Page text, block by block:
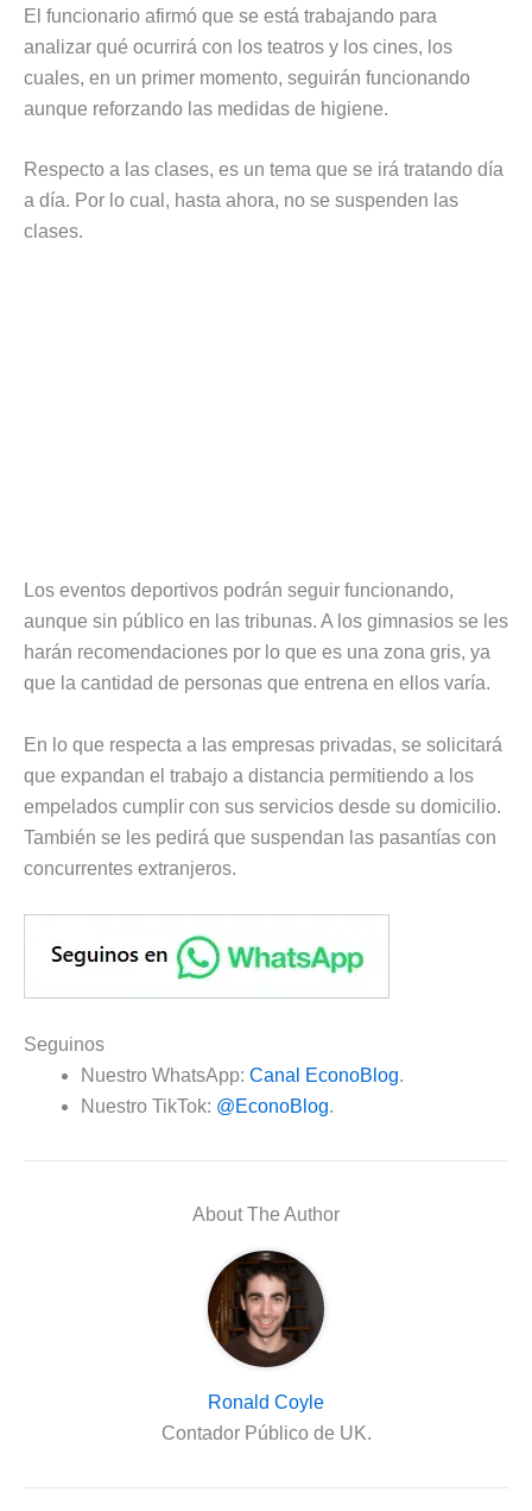
El funcionario afirmó que se está trabajando para
analizar qué ocurrirá con los teatros y los cines, los
cuales, en un primer momento, seguirán funcionando
aunque reforzando las medidas de higiene.
Respecto a las clases, es un tema que se irá tratando día
a día. Por lo cual, hasta ahora, no se suspenden las
clases.
Los eventos deportivos podrán seguir funcionando,
aunque sin público en las tribunas. A los gimnasios se les
harán recomendaciones por lo que es una zona gris, ya
que la cantidad de personas que entrena en ellos varía.
En lo que respecta a las empresas privadas, se solicitará
que expandan el trabajo a distancia permitiendo a los
empelados cumplir con sus servicios desde su domicilio.
También se les pedirá que suspendan las pasantías con
concurrentes extranjeros.
Seguinos
Nuestro WhatsApp: Canal EconoBlog.
Nuestro TikTok: @EconoBlog.
About The Author
Ronald Coyle
Contador Público de UK.